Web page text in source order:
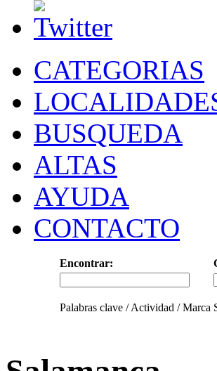
CATEGORIAS
BUSQUEDA
ALTAS
AYUDA
CONTACTO
Encontrar:
Palabras clave / Actividad / Marca